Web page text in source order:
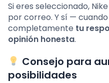
Si eres seleccionado,
por correo. Y sí —
completamente tu
opinión honesta.
Consejo para
posibilidades